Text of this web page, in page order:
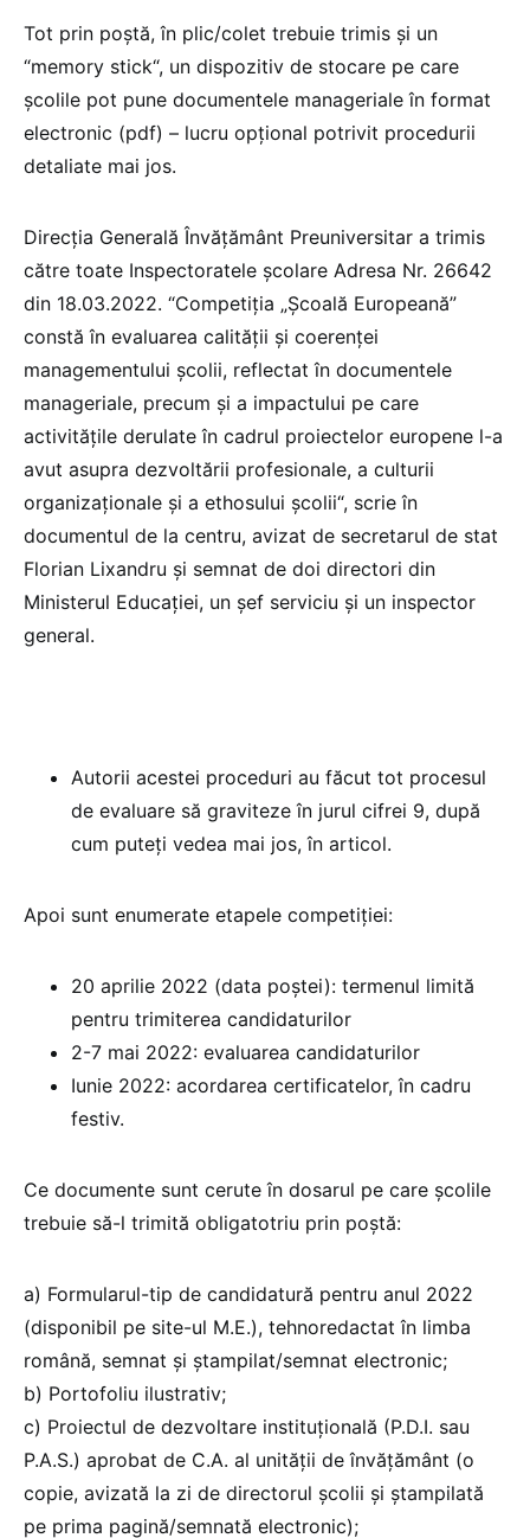
Tot prin poștă, în plic/colet trebuie trimis și un
“memory stick“, un dispozitiv de stocare pe care
școlile pot pune documentele manageriale în format
electronic (pdf) – lucru opțional potrivit procedurii
detaliate mai jos.
Direcția Generală Învățământ Preuniversitar a trimis
către toate Inspectoratele școlare Adresa Nr. 26642
din 18.03.2022. “Competiția „Școală Europeană”
constă în evaluarea calității și coerenței
managementului școlii, reflectat în documentele
manageriale, precum și a impactului pe care
activitățile derulate în cadrul proiectelor europene l-a
avut asupra dezvoltării profesionale, a culturii
organizaționale și a ethosului școlii“, scrie în
documentul de la centru, avizat de secretarul de stat
Florian Lixandru și semnat de doi directori din
Ministerul Educației, un șef serviciu și un inspector
general.
Autorii acestei proceduri au făcut tot procesul
de evaluare să graviteze în jurul cifrei 9, după
cum puteți vedea mai jos, în articol.
Apoi sunt enumerate etapele competiției:
20 aprilie 2022 (data poştei): termenul limită
pentru trimiterea candidaturilor
2-7 mai 2022: evaluarea candidaturilor
Iunie 2022: acordarea certificatelor, în cadru
festiv.
Ce documente sunt cerute în dosarul pe care școlile
trebuie să-l trimită obligatotriu prin poștă:
a) Formularul-tip de candidatură pentru anul 2022
(disponibil pe site-ul M.E.), tehnoredactat în limba
română, semnat și ștampilat/semnat electronic;
b) Portofoliu ilustrativ;
c) Proiectul de dezvoltare instituţională (P.D.I. sau
P.A.S.) aprobat de C.A. al unității de învățământ (o
copie, avizată la zi de directorul școlii şi ştampilată
pe prima pagină/semnată electronic);